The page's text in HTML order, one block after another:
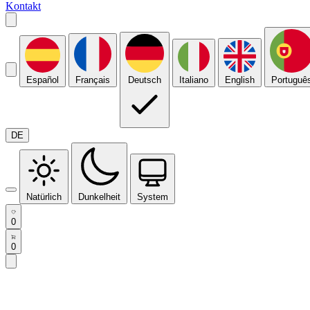
Kontakt
Español Français Deutsch Italiano English
DE
Natürlich Dunkelheit System
0
0